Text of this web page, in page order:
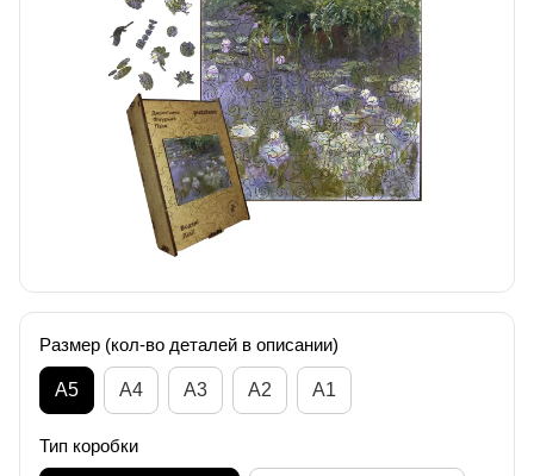
Размер (кол-во деталей в описании)
А5 А4 A3 A2 A1
Тип коробки